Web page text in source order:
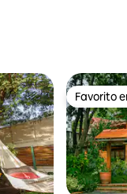
Favorito
Favorito